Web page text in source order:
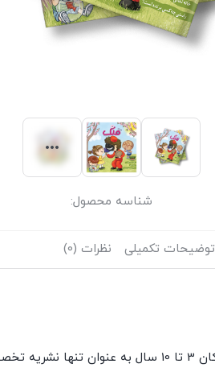
شناسه محصول:
توضیحات تکمیلی نظرات (0)
ماهنامه قلک ویژه کودکان 3 تا 10